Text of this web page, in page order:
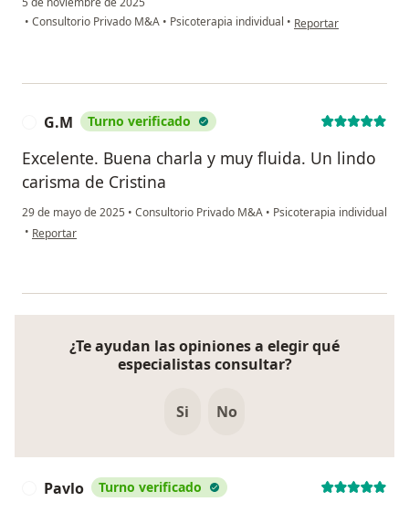
• Consultorio Privado M&A • Psicoterapia individual • en opinión del usuario
Reportar
G.M Turno verificado
Excelente. Buena charla y muy fluida. Un lindo
carisma de Cristina
29 de mayo de 2025 • Consultorio Privado M&A • Psicoterapia individual
• en opinión del usuario G.M
Reportar
¿Te ayudan las opiniones a elegir qué
especialistas consultar?
Si No
Pavlo Turno verificado